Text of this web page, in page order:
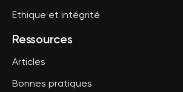
Ethique et intégrité
Ressources
Articles
Bonnes pratiques